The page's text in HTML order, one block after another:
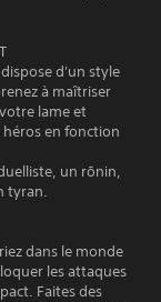
d'un style
à maîtriser
lame et
en fonction
un rōnin,
tyran.
dans le monde
les attaques
Faites des